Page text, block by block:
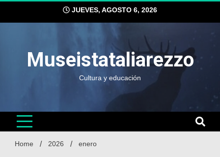
content
JUEVES, AGOSTO 6, 2026
Museistataliarezzo
Cultura y educación
Home 2026 enero